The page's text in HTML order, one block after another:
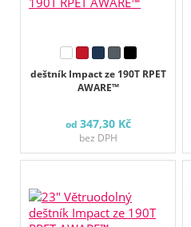
deštník Impact ze 190T RPET
AWARE™
od 347,30 Kč
bez DPH